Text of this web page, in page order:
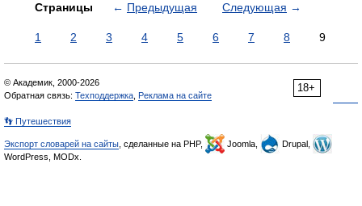
Страницы ← Предыдущая Следующая →
1 2 3 4 5 6 7 8 9
18+
© Академик, 2000-2026
Обратная связь: Техподдержка Реклама на сайте
👣 Путешествия
Экспорт словарей на сайты , сделанные на PHP, Joomla,
Drupal,
WordPress, MODx.